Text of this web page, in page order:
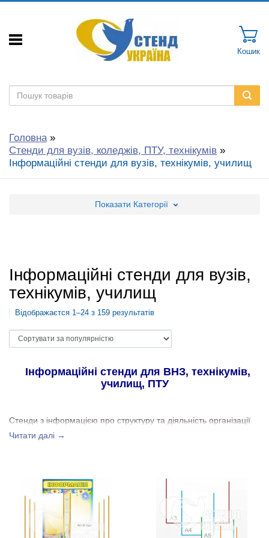
Кошик
Головна»
Стенди для вузів, коледжів, ПТУ, технікумів »
Інформаційні стенди для вузів, технікумів, училищ
Показати Категорії
Інформаційні стенди для вузів,
технікумів, училищ
Відображаєтся 1–24 з 159 результатів
Інформаційні стенди для ВНЗ, технікумів,
училищ, ПТУ
Стенди з інформацією про структуру та діяльність організації
— обов’язковий атрибут будь-якого закладу чи установи. На
рекомендації. Розмір, матеріали, оформлення стендів
залежать від їх цільового призначення. Деяким установам
достатньо невеликого інформаційного куточка, іншим потрібні
об’ємні конструкції зі складними дизайнерськими рішеннями.
Читати далі →